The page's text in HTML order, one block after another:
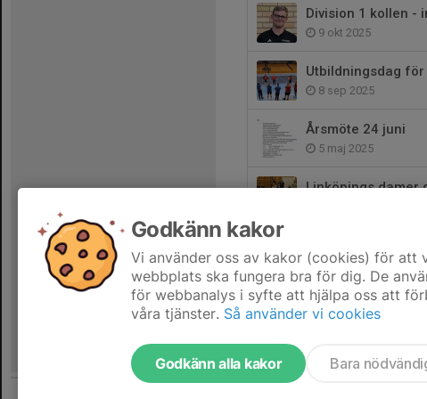
Division 1 kollen -
9 okt 2025
Utbildningsdag
8 sep 2025
Årsmöte 24 juni
5 maj 2025
Linköpings damer
I kväll kan
11 apr 2025
Godkänn kakor
Vi använder oss av kakor (cookies) för att
webbplats ska fungera bra för dig. De
för webbanalys i syfte att hjälpa oss att
våra tjänster. Så använder vi cookies
Godkänn alla kakor Bara